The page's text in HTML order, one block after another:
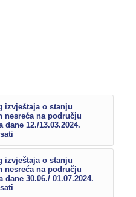
izvještaja o stanju
na području
dane 12./13.03.2024.
izvještaja o stanju
na području
dane 30.06./ 01.07.2024.